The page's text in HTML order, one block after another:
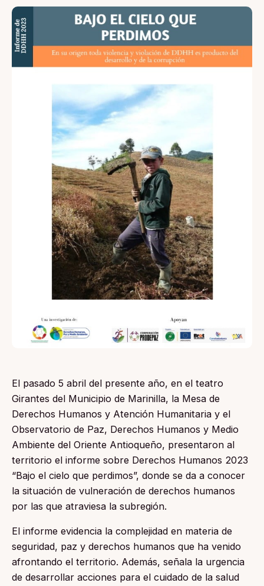
El pasado 5 abril del presente año, en el teatro
Girantes del Municipio de Marinilla, la Mesa de
Derechos Humanos y Atención Humanitaria y el
Observatorio de Paz, Derechos Humanos y Medio
Ambiente del Oriente Antioqueño, presentaron al
territorio el informe sobre Derechos Humanos 2023
“Bajo el cielo que perdimos”, donde se da a conocer
la situación de vulneración de derechos humanos
por las que atraviesa la subregión.
El informe evidencia la complejidad en materia de
seguridad, paz y derechos humanos que ha venido
afrontando el territorio. Además, señala la urgencia
de desarrollar acciones para el cuidado de la salud